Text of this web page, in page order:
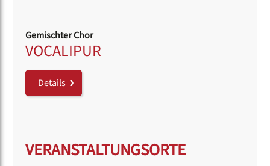
Gemischter Chor
VOCALIPUR
Details
VERANSTALTUNGSORTE